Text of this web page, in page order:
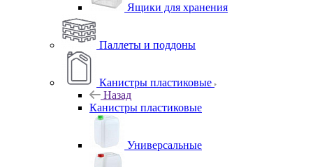
Ящики для хранения
Паллеты и поддоны
Канистры пластиковые
Назад
Канистры пластиковые
Универсальные